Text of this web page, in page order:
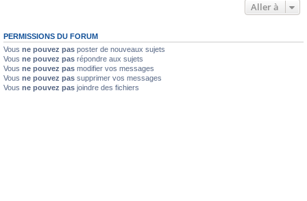
Aller à
PERMISSIONS DU FORUM
Vous ne pouvez pas poster de nouveaux sujets
Vous ne pouvez pas répondre aux sujets
Vous ne pouvez pas modifier vos messages
Vous ne pouvez pas supprimer vos messages
Vous ne pouvez pas joindre des fichiers